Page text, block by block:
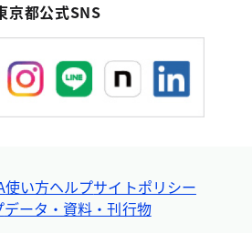
京都公式SNS
使い方ヘルプサイトポリシー
データ・資料・刊行物